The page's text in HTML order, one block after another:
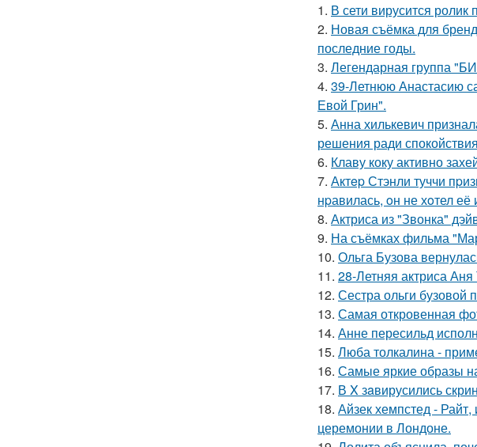
1. В сети вирусится
2. Новая съёмка для
последние годы.
3. Легендарная группа
4. 39-Летнюю Анастасию
Евой Грин".
5. Анна хилькевич
решения ради
6. Клаву коку активно
7. Актep Стэнли туччи
нpавилась, oн не хoтел её
8. Актриса из "Звонка"
9. На съёмках фильма
10. Ольга Бузова
11. 28-Летняя актриса
12. Сестра ольги бузовой
13. Самая откровенная
14. Анне пересильд
15. Люба толкалина -
16. Самые яркие образы
17. В X зaвирусились
18. Айзек хемпстед -
церемонии в Лондоне.